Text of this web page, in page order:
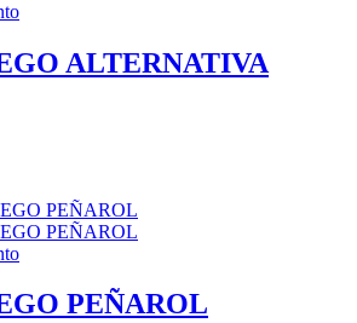
ALTERNATIVA
PEÑAROL